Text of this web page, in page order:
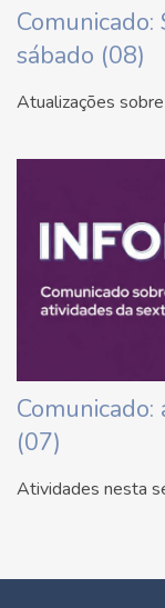
sábado (08)
Atualizações
(07)
Atividades nesta